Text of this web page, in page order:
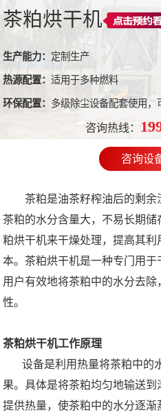
茶粕烘干机
生产能力： 定制生产
热源配置：适用于多种燃料
环保配置： 多级除尘设备配套使用，
咨询热线：
咨询设
茶粕是油茶籽榨油后的剩余
茶粕的水分含量大，不易长期
粕烘干机来干燥处理，提高其
本。茶粕烘干机是一种专门用
用户有效地将茶粕中的水分去
性。
茶粕烘干机工作原理
设备是利用热量将茶粕中的
果。具体是将茶粕均匀地输送
提供热量，使茶粕中的水分逐